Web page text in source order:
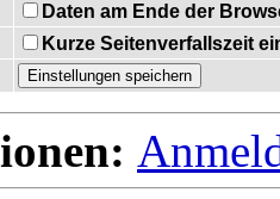
Daten am Ende der
Kurze Seitenverfallszeit